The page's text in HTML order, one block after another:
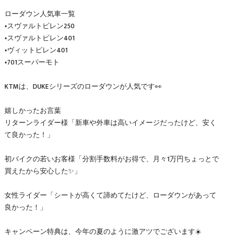
ローダウン人気車一覧
•スヴァルトピレン250
•スヴァルトピレン401
•ヴィットピレン401
•701スーパーモト
KTMは、DUKEシリーズのローダウンが人気です👀
嬉しかったお言葉
リターンライダー様「新車や外車は高いイメージだったけど、安く
て良かった！」
初バイクの若いお客様「分割手数料がお得で、月々1万円ちょっとで
買えたから安心した✨」
女性ライダー「シートが高くて諦めてたけど、ローダウンがあって
良かった！」
キャンペーン特典は、今年の夏のように激アツでございます☀️